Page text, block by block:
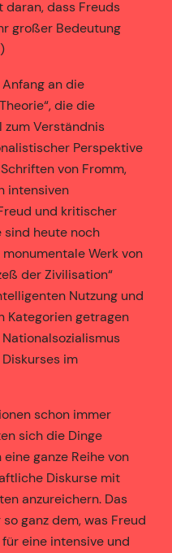
daran, dass Freuds
großer Bedeutung
an die
die die
zum Verständnis
Perspektive
von Fromm,
intensiven
und kritischer
sind heute noch
Werk von
der Zivilisation“
Nutzung und
Kategorien getragen
im
schon immer
sich die Dinge
ganze Reihe von
Diskurse mit
anzureichern. Das
ganz dem, was Freud
eine intensive und